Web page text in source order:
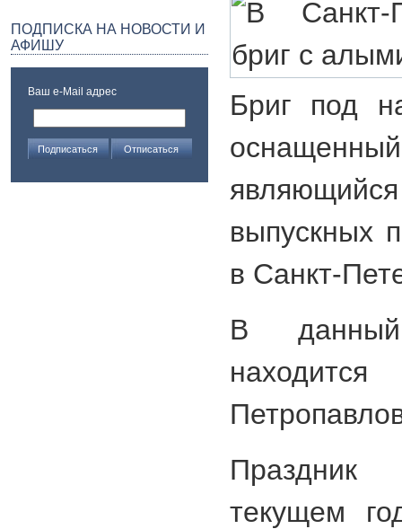
ПОДПИСКА НА НОВОСТИ И
АФИШУ
Ваш e-Mail адрес
Бриг под
выпускных
в Санкт-
В
текущем